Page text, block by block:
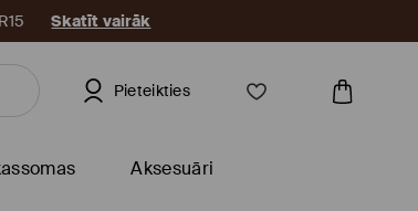
Skatīt vairāk
Pieteikties
Aksesuāri